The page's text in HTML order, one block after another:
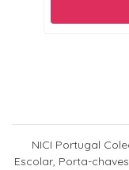
NICI Portugal
Escolar, Porta-